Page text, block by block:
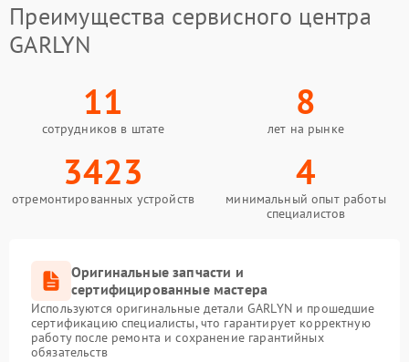
Преимущества сервисного центра
GARLYN
11
сотрудников в штате
8
лет на рынке
3423
отремонтированных устройств
4
минимальный опыт работы
специалистов
Оригинальные запчасти и
сертифицированные мастера
Используются оригинальные детали GARLYN и прошедшие
сертификацию специалисты, что гарантирует корректную
работу после ремонта и сохранение гарантийных
обязательств